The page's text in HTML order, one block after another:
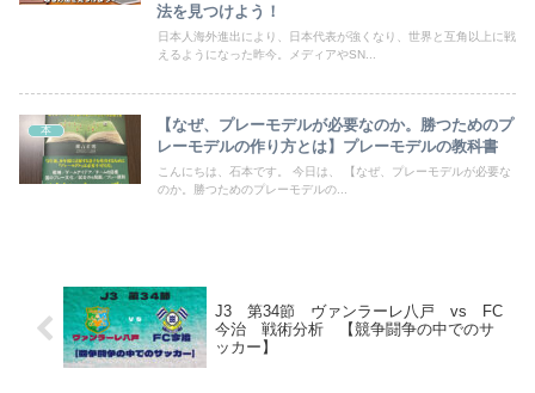
法を見つけよう！
日本人海外進出により、日本代表が強くなり、世界と互角以上に戦
えるようになった昨今。メディアやSN...
本
【なぜ、プレーモデルが必要なのか。勝つためのプ
レーモデルの作り方とは】プレーモデルの教科書
こんにちは、石本です。 今日は、 【なぜ、プレーモデルが必要な
のか。勝つためのプレーモデルの...
J3 第34節 ヴァンラーレ八戸 vs FC
今治 戦術分析 【競争闘争の中でのサ
ッカー】